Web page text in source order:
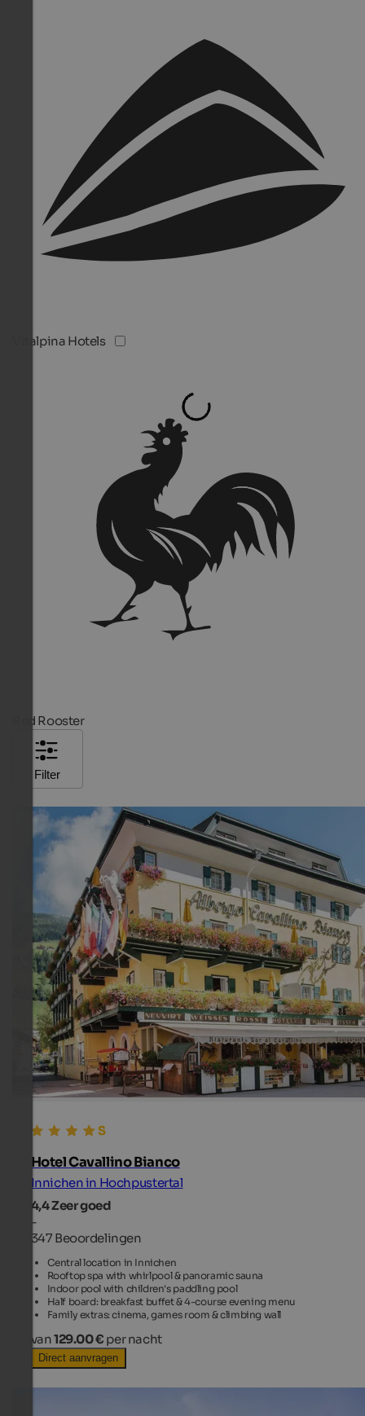
Vitalpina Hotels
Red Rooster
Filter
Hotel Cavallino Bianco
Innichen in Hochpustertal
4,4Zeer goed
-
347 Beoordelingen
Central location in Innichen
Rooftop spa with whirlpool & panoramic sauna
Indoor pool with children's paddling pool
Half board: breakfast buffet & 4-course evening menu
Family extras: cinema, games room & climbing wall
van129.00 € per nacht
Direct aanvragen